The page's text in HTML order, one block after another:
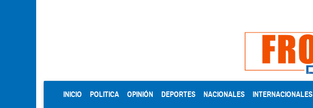
INICIO (CURRENT)
POLITICA OPINIÓN DEPORTES NACIONALES INTERNACIONALES